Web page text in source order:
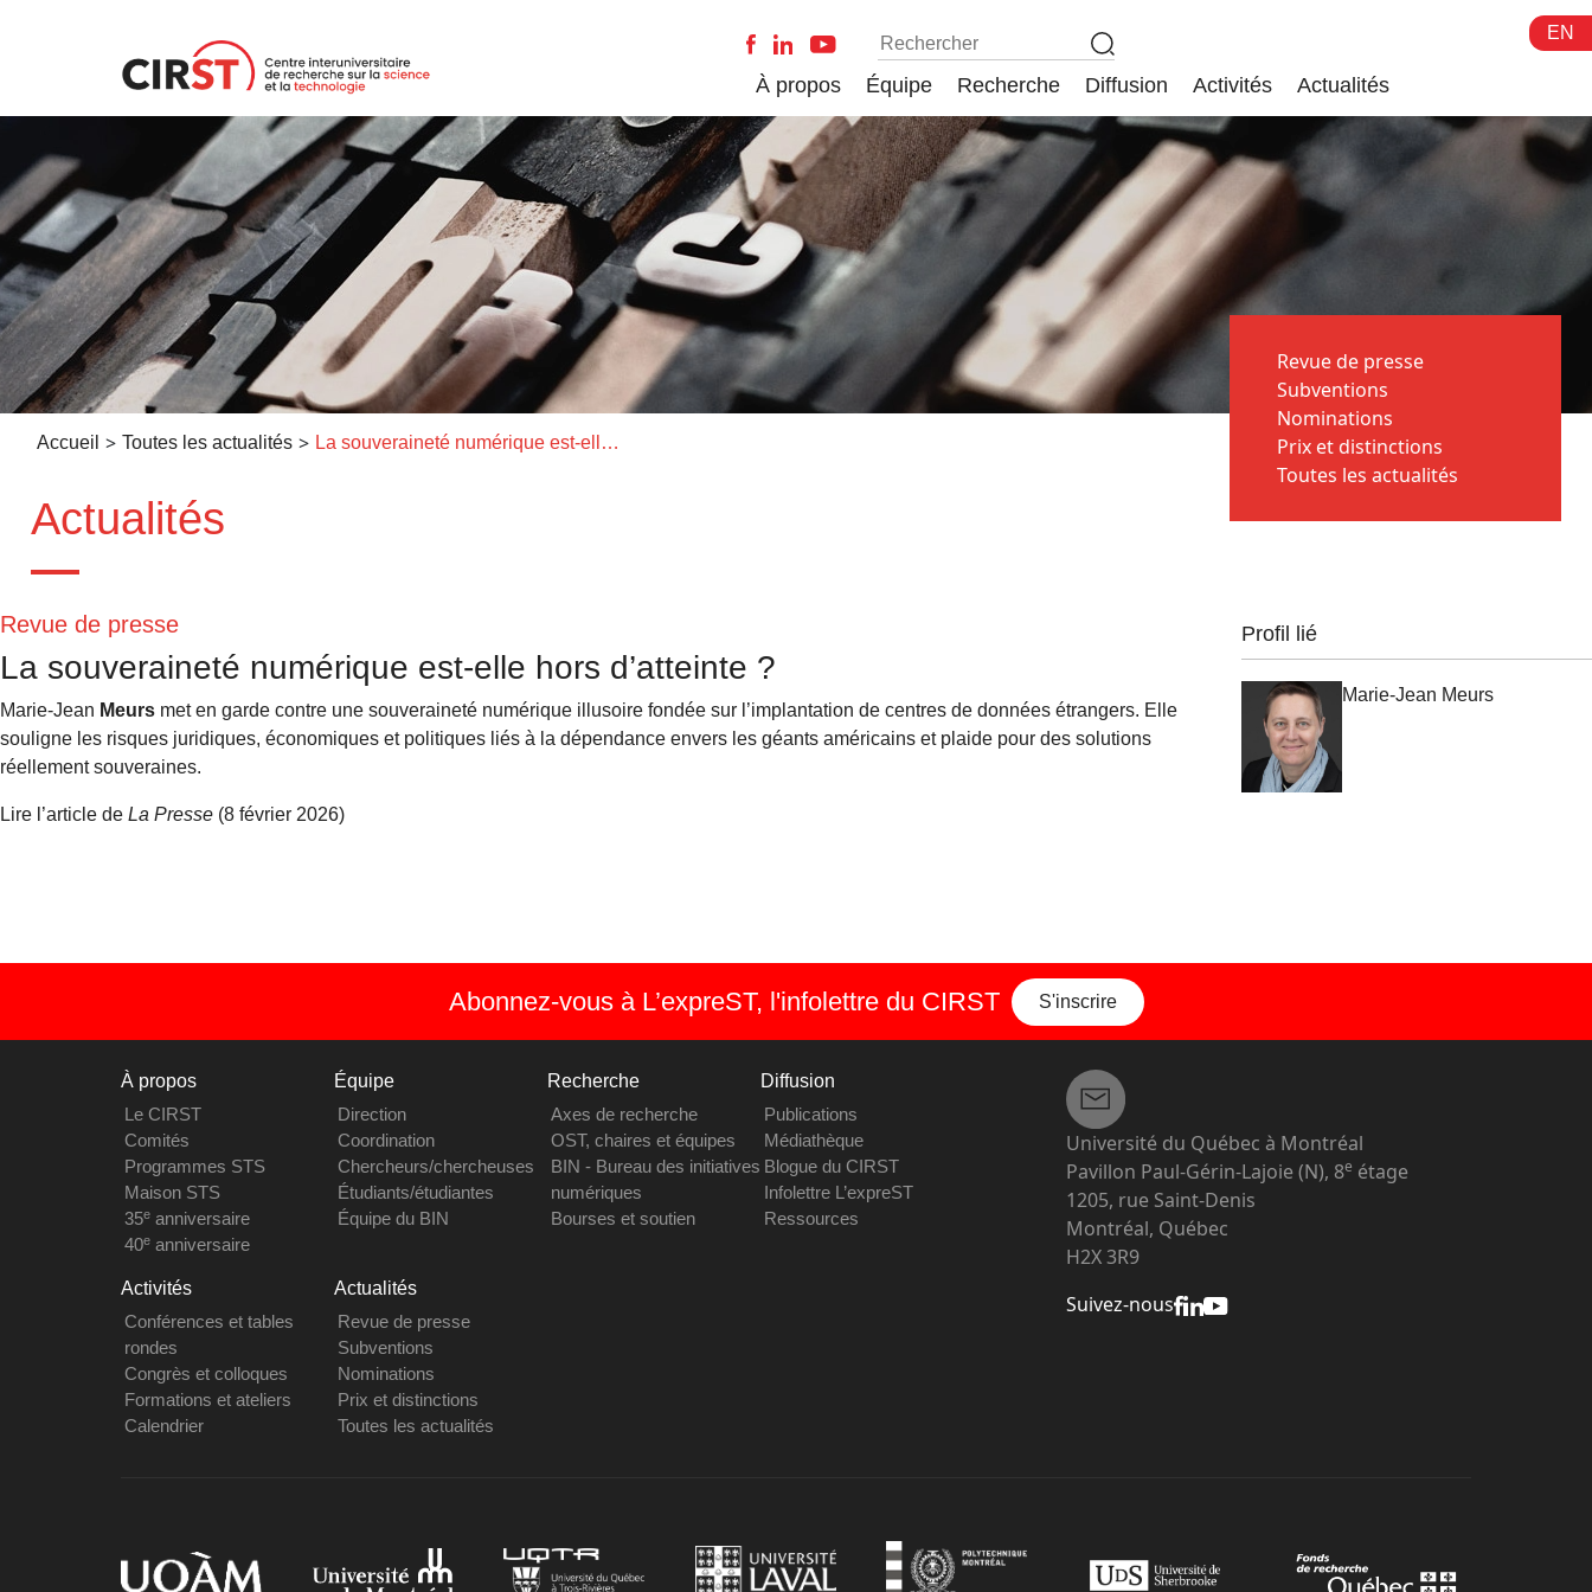
EN
À propos Équipe Recherche Diffusion Activités Actualités
Accueil > Toutes les actualités > La souveraineté numérique est-elle hors d’atteinte ?
Actualités
Revue de presse
Subventions
Nominations
Prix et distinctions
Toutes les actualités
Revue de presse
La souveraineté numérique est-elle hors d’atteinte ?
Marie-Jean Meurs met en garde contre une souveraineté numérique illusoire fondée sur l’implantation de centres de données étrangers. Elle
souligne les risques juridiques, économiques et politiques liés à la dépendance envers les géants américains et plaide pour des solutions
réellement souveraines.
Lire l’article de La Presse (8 février 2026)
Profil lié
Marie-Jean Meurs
Abonnez-vous à L’expreST, l'infolettre du CIRST S'inscrire
À propos
Le CIRST
Comités
Programmes STS
Maison STS
35eanniversaire
40eanniversaire
Équipe
Direction
Coordination
Chercheurs/chercheuses
Étudiants/étudiantes
Équipe du BIN
Recherche
Axes de recherche
OST, chaires et équipes
BIN - Bureau des initiatives
numériques
Bourses et soutien
Diffusion
Publications
Médiathèque
Blogue du CIRST
Infolettre L’expreST
Ressources
Activités
Conférences et tables
rondes
Congrès et colloques
Formations et ateliers
Calendrier
Actualités
Revue de presse
Subventions
Nominations
Prix et distinctions
Toutes les actualités
Université du Québec à Montréal
Pavillon Paul-Gérin-Lajoie (N), 8e étage
1205, rue Saint-Denis
Montréal, Québec
H2X 3R9
Suivez-nous